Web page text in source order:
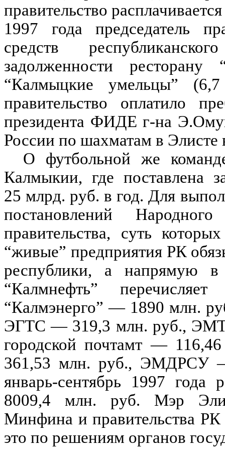
правительство
1997 года председатель
средств
задолженности
“Калмыцкие умельцы”
правительство оплатило
президента ФИДЕ г-на
России по шахматам в Элисте
О футбольной же
Калмыкии, где поставлена
25 млрд. руб. в год. Для
постановлений
правительства, суть
“живые” предприятия РК
республики, а напрямую
“Калмнефть”
“Калмэнерго” — 1890 млн.
ЭГТС — 319,3 млн. руб.,
городской почтамт —
361,53 млн. руб., ЭМДРСУ
январь-сентябрь 1997 года
8009,4 млн. руб. Мэр
Минфина и правительства
это по решениям органов